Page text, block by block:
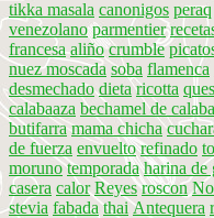
tikka masala canonigos peraq
venezolano parmentier
francesa aliño crumble
nuez moscada soba flamenca
desmechado dieta ricotta
calabaaza bechamel de
butifarra mama chicha
de fuerza envuelto refinado
moruno temporada harina de
casera calor Reyes roscon
stevia fabada thai Antequera